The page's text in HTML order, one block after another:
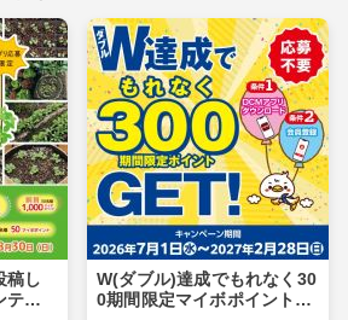
稿し
テス
W(ダブル)達成でもれなく30
0期間限定マイボポイントG